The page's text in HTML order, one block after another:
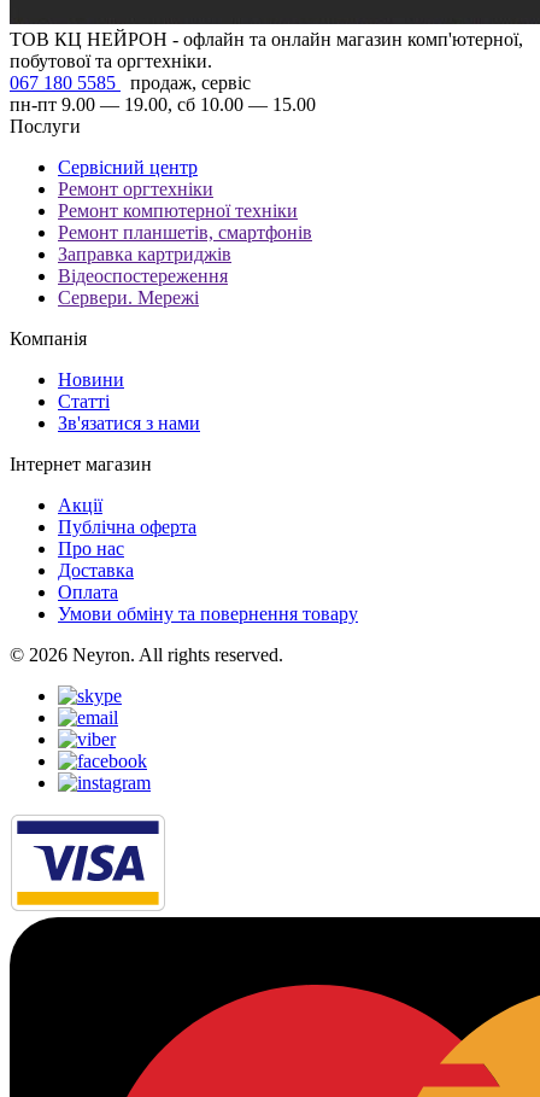
ТОВ КЦ НЕЙРОН - офлайн та онлайн магазин комп'ютерної,
побутової та оргтехніки.
067 180 5585
продаж, сервіс
пн-пт 9.00 — 19.00, сб 10.00 — 15.00
Послуги
Сервісний центр
Ремонт оргтехніки
Ремонт компютерної техніки
Ремонт планшетів, смартфонів
Заправка картриджів
Відеоспостереження
Сервери. Мережі
Компанія
Новини
Статті
Зв'язатися з нами
Інтернет магазин
Акції
Публічна оферта
Про нас
Доставка
Оплата
Умови обміну та повернення товару
© 2026 Neyron. All rights reserved.